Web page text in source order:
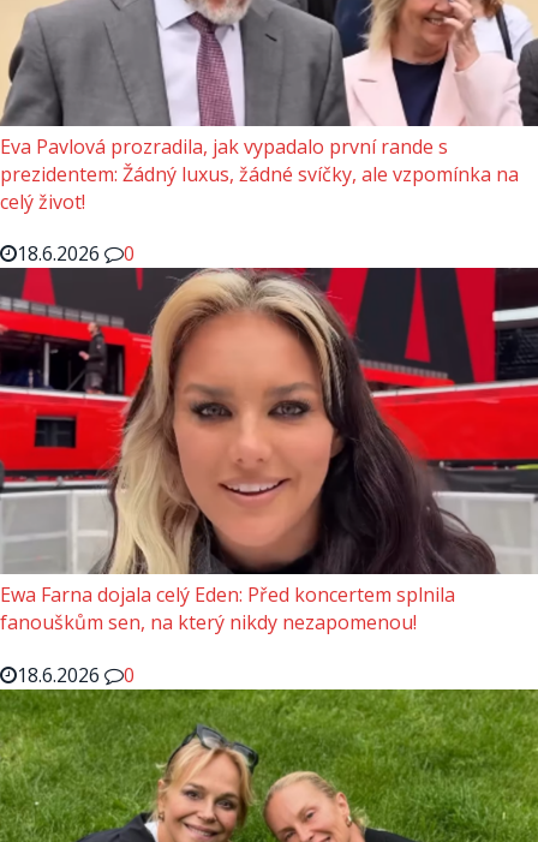
Eva Pavlová prozradila, jak vypadalo první rande s
prezidentem: Žádný luxus, žádné svíčky, ale vzpomínka na
celý život!
18.6.2026
0
Ewa Farna dojala celý Eden: Před koncertem splnila
fanouškům sen, na který nikdy nezapomenou!
18.6.2026
0